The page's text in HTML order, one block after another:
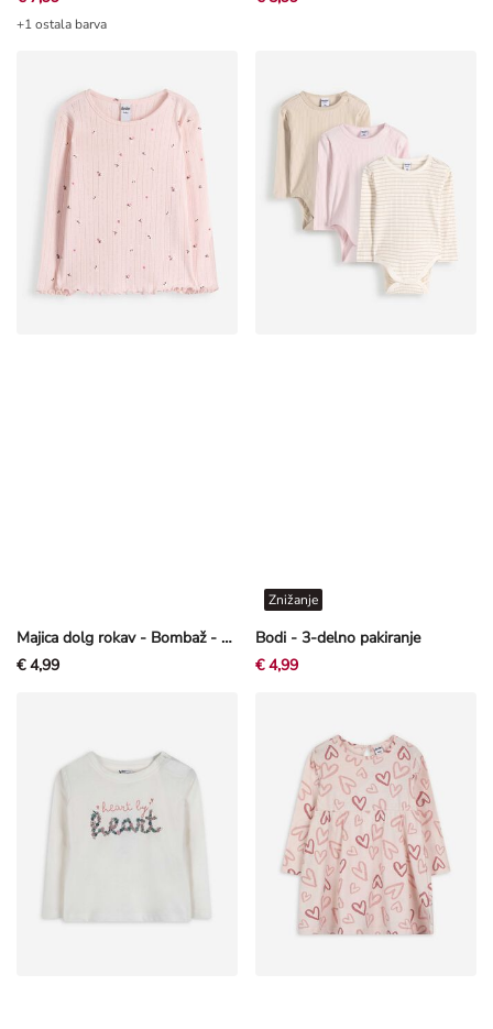
+1 ostala barva
Majica dolg rokav - Bombaž - svetlo roza
€ 4,99
Bodi - 3-delno pakiranje
Znižanje
€ 4,99